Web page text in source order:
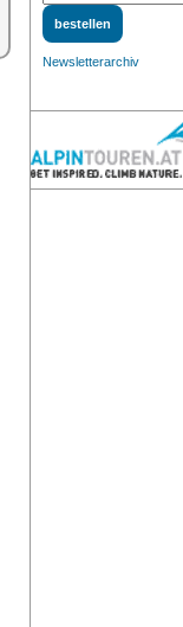
Newsletterarchiv